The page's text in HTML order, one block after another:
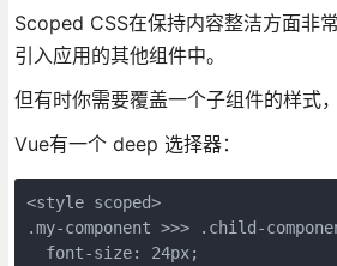
Scoped CSS在保持内容整洁方面非
引入应用的其他组件中。
但有时你需要覆盖一个子组件的样式
Vue有一个 deep 选择器：
<style scoped>
.my-component >>> .child-
  font-size: 24px;